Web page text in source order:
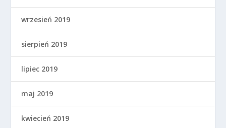
wrzesień 2019
sierpień 2019
lipiec 2019
maj 2019
kwiecień 2019